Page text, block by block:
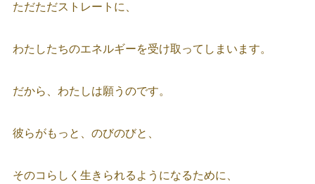
ただただストレートに、
わたしたちのエネルギーを受け取ってしまいます。
だから、わたしは願うのです。
彼らがもっと、のびのびと、
そのコらしく生きられるようになるために、